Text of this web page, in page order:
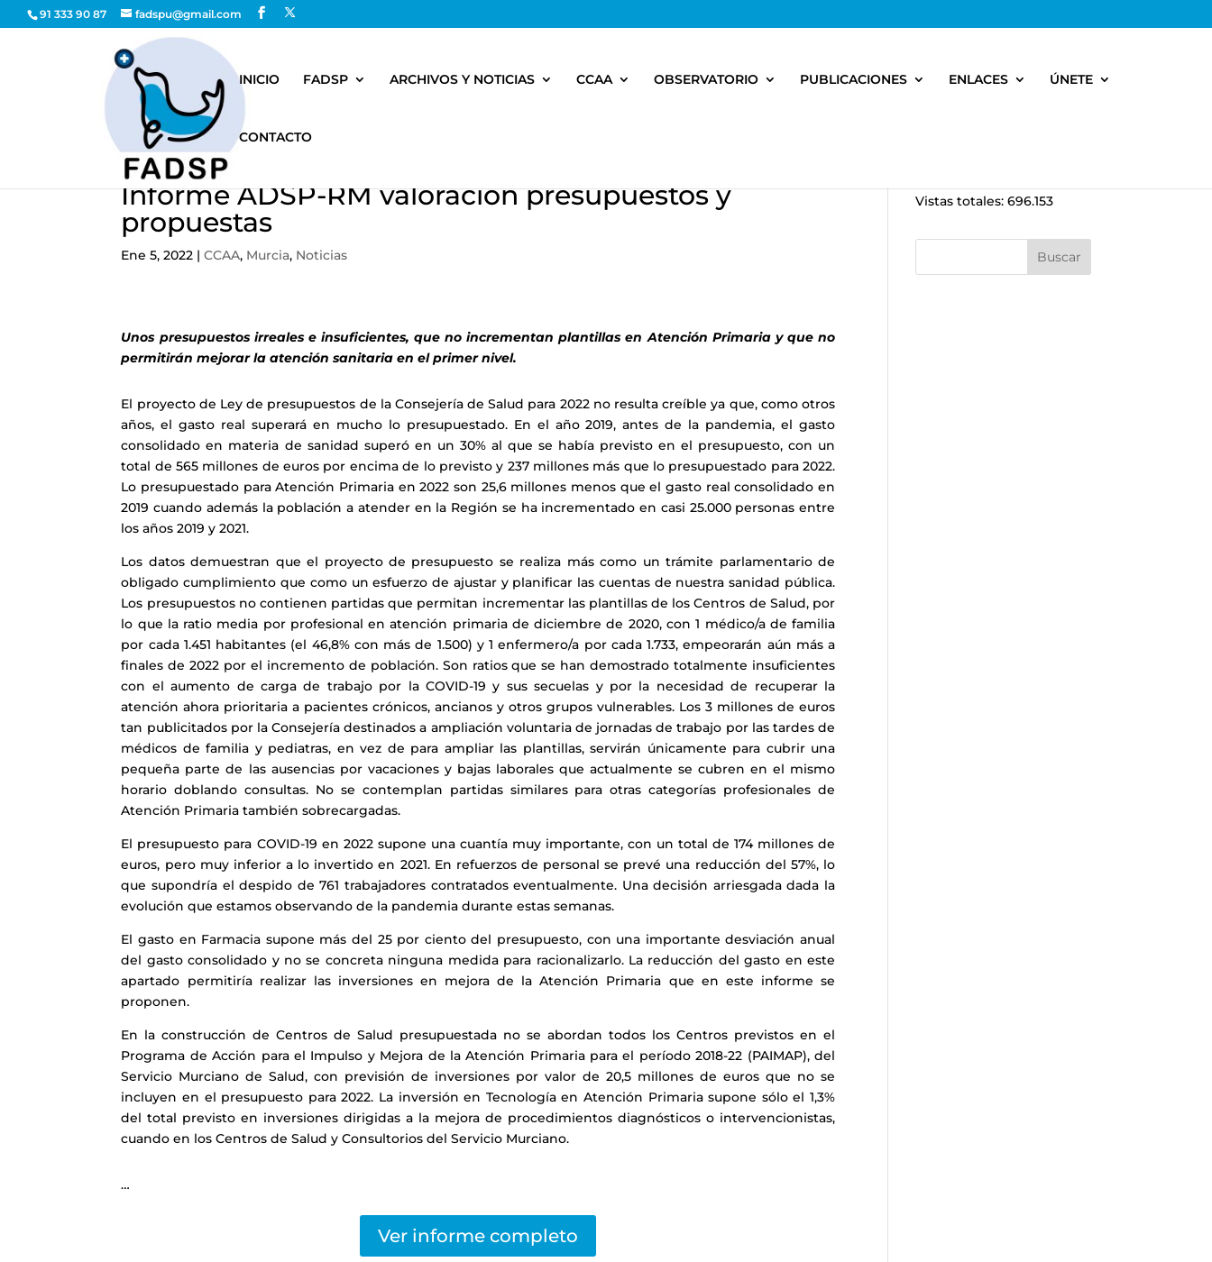
91 333 90 87 fadspu@gmail.com
INICIO FADSP ARCHIVOS Y NOTICIAS CCAA OBSERVATORIO PUBLICACIONES ENLACES ÚNETE
CONTACTO
Informe ADSP-RM valoración presupuestos y
propuestas
Ene 5, 2022 |CCAA, Murcia, Noticias
Unos presupuestos irreales e insuficientes, que no incrementan plantillas en Atención Primaria y que no
permitirán mejorar la atención sanitaria en el primer nivel.
El proyecto de Ley de presupuestos de la Consejería de Salud para 2022 no resulta creíble ya que, como otros
años, el gasto real superará en mucho lo presupuestado. En el año 2019, antes de la pandemia, el gasto
consolidado en materia de sanidad superó en un 30% al que se había previsto en el presupuesto, con un
total de 565 millones de euros por encima de lo previsto y 237 millones más que lo presupuestado para 2022.
Lo presupuestado para Atención Primaria en 2022 son 25,6 millones menos que el gasto real consolidado en
2019 cuando además la población a atender en la Región se ha incrementado en casi 25.000 personas entre
los años 2019 y 2021.
Los datos demuestran que el proyecto de presupuesto se realiza más como un trámite parlamentario de
obligado cumplimiento que como un esfuerzo de ajustar y planificar las cuentas de nuestra sanidad pública.
Los presupuestos no contienen partidas que permitan incrementar las plantillas de los Centros de Salud, por
lo que la ratio media por profesional en atención primaria de diciembre de 2020, con 1 médico/a de familia
por cada 1.451 habitantes (el 46,8% con más de 1.500) y 1 enfermero/a por cada 1.733, empeorarán aún más a
finales de 2022 por el incremento de población. Son ratios que se han demostrado totalmente insuficientes
con el aumento de carga de trabajo por la COVID-19 y sus secuelas y por la necesidad de recuperar la
atención ahora prioritaria a pacientes crónicos, ancianos y otros grupos vulnerables. Los 3 millones de euros
tan publicitados por la Consejería destinados a ampliación voluntaria de jornadas de trabajo por las tardes de
médicos de familia y pediatras, en vez de para ampliar las plantillas, servirán únicamente para cubrir una
pequeña parte de las ausencias por vacaciones y bajas laborales que actualmente se cubren en el mismo
horario doblando consultas. No se contemplan partidas similares para otras categorías profesionales de
Atención Primaria también sobrecargadas.
El presupuesto para COVID-19 en 2022 supone una cuantía muy importante, con un total de 174 millones de
euros, pero muy inferior a lo invertido en 2021. En refuerzos de personal se prevé una reducción del 57%, lo
que supondría el despido de 761 trabajadores contratados eventualmente. Una decisión arriesgada dada la
evolución que estamos observando de la pandemia durante estas semanas.
El gasto en Farmacia supone más del 25 por ciento del presupuesto, con una importante desviación anual
del gasto consolidado y no se concreta ninguna medida para racionalizarlo. La reducción del gasto en este
apartado permitiría realizar las inversiones en mejora de la Atención Primaria que en este informe se
proponen.
En la construcción de Centros de Salud presupuestada no se abordan todos los Centros previstos en el
Programa de Acción para el Impulso y Mejora de la Atención Primaria para el período 2018-22 (PAIMAP), del
Servicio Murciano de Salud, con previsión de inversiones por valor de 20,5 millones de euros que no se
incluyen en el presupuesto para 2022. La inversión en Tecnología en Atención Primaria supone sólo el 1,3%
del total previsto en inversiones dirigidas a la mejora de procedimientos diagnósticos o intervencionistas,
cuando en los Centros de Salud y Consultorios del Servicio Murciano.
…
Ver informe completo
Vistas totales:696.153